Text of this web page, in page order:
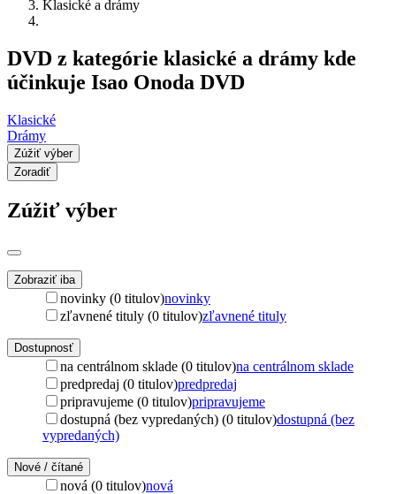
Klasické a drámy
DVD z kategórie klasické a drámy kde
účinkuje Isao Onoda DVD
Klasické
Drámy
Zúžiť výber
Zoradiť
Zúžiť výber
Zobraziť iba
novinky (0 titulov)novinky
zľavnené tituly (0 titulov)zľavnené tituly
Dostupnosť
na centrálnom sklade (0 titulov)na centrálnom sklade
predpredaj (0 titulov)predpredaj
pripravujeme (0 titulov)pripravujeme
dostupná (bez vypredaných) (0 titulov)dostupná (bez
vypredaných)
Nové / čítané
nová (0 titulov)nová